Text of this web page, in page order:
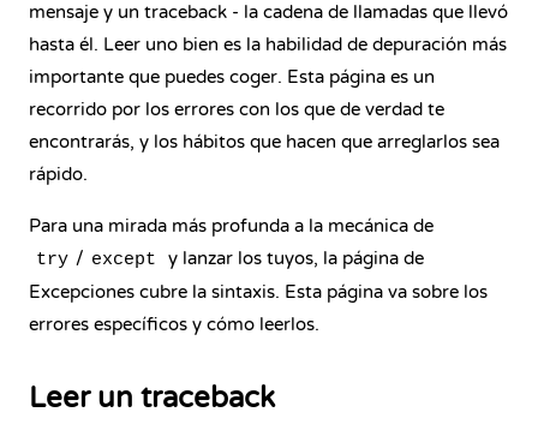
mensaje y un traceback - la cadena de llamadas que llevó
hasta él. Leer uno bien es la habilidad de depuración más
importante que puedes coger. Esta página es un
recorrido por los errores con los que de verdad te
encontrarás, y los hábitos que hacen que arreglarlos sea
rápido.
Para una mirada más profunda a la mecánica de
try / except y lanzar los tuyos, la página de
Excepciones cubre la sintaxis. Esta página va sobre los
errores específicos y cómo leerlos.
Leer un traceback